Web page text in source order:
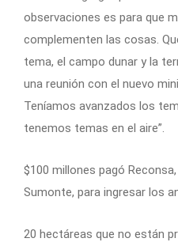
observaciones es para que
complementen las cosas.
tema, el campo dunar y la
una reunión con el nuevo
Teníamos avanzados los
tenemos temas en el aire”.
$100 millones pagó
Sumonte, para ingresar los
20 hectáreas que no están